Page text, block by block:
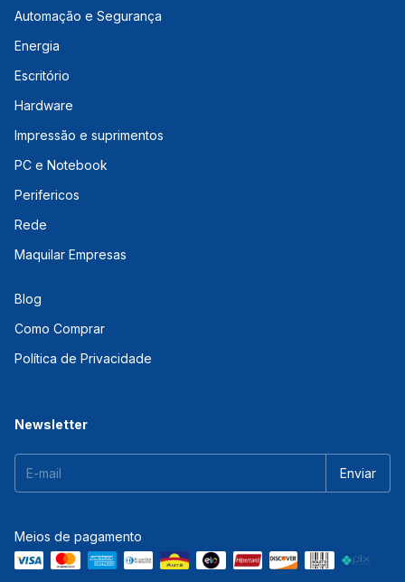
Automação e Segurança
Energia
Escritório
Hardware
Impressão e suprimentos
PC e Notebook
Perifericos
Rede
Maquilar Empresas
Blog
Como Comprar
Política de Privacidade
Newsletter
Meios de pagamento